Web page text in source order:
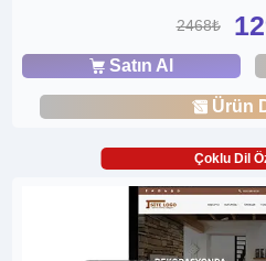
2468₺
Satın Al
Ürün
Çoklu Dil